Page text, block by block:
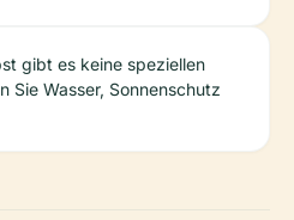
gibt es keine speziellen
Sie Wasser, Sonnenschutz